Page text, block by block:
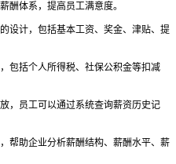
酬体系，提高员工满意度。
设计，包括基本工资、奖金、津贴、提
包括个人所得税、社保公积金等扣减
，员工可以通过系统查询薪资历史记
帮助企业分析薪酬结构、薪酬水平、薪